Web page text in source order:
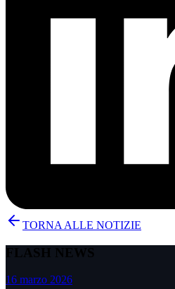
TORNA ALLE NOTIZIE
FLASH NEWS
16 marzo 2026